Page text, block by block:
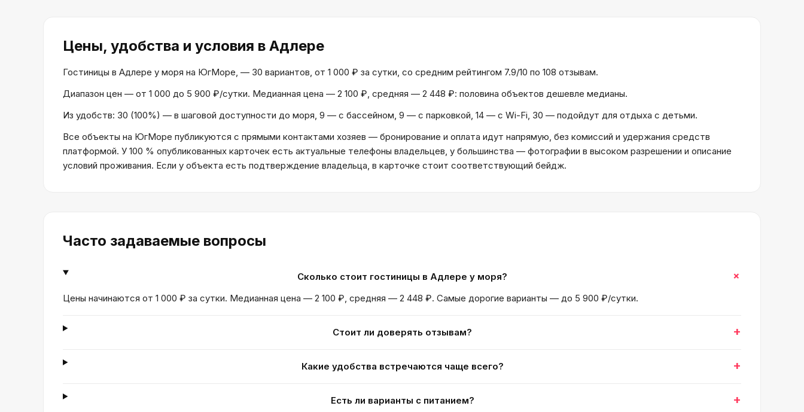
Цены, удобства и условия в Адлере
Гостиницы в Адлере у моря на ЮгМоре, — 30 вариантов, от 1 000 ₽ за сутки, со средним рейтингом 7.9/10 по 108 отзывам.
Диапазон цен — от 1 000 до 5 900 ₽/сутки. Медианная цена — 2 100 ₽, средняя — 2 448 ₽: половина объектов дешевле медианы.
Из удобств: 30 (100%) — в шаговой доступности до моря, 9 — с бассейном, 9 — с парковкой, 14 — с Wi-Fi, 30 — подойдут для отдыха с детьми.
Все объекты на ЮгМоре публикуются с прямыми контактами хозяев — бронирование и оплата идут напрямую, без комиссий и удержания средств
платформой. У 100 % опубликованных карточек есть актуальные телефоны владельцев, у большинства — фотографии в высоком разрешении и описание
условий проживания. Если у объекта есть подтверждение владельца, в карточке стоит соответствующий бейдж.
Часто задаваемые вопросы
Сколько стоит гостиницы в Адлере у моря? +
Цены начинаются от 1 000 ₽ за сутки. Медианная цена — 2 100 ₽, средняя — 2 448 ₽. Самые дорогие варианты — до 5 900 ₽/сутки.
Стоит ли доверять отзывам? +
Какие удобства встречаются чаще всего? +
Есть ли варианты с питанием? +